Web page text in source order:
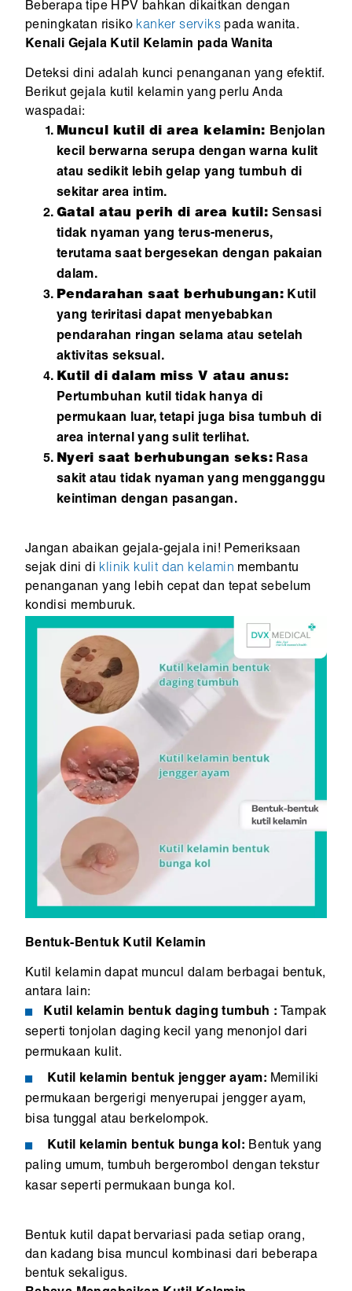
Beberapa tipe HPV bahkan dikaitkan dengan
peningkatan risiko kanker serviks pada wanita.
Kenali Gejala Kutil Kelamin pada Wanita
Deteksi dini adalah kunci penanganan yang efektif.
Berikut gejala kutil kelamin yang perlu Anda
waspadai:
Muncul kutil di area kelamin: Benjolan
kecil berwarna serupa dengan warna kulit
atau sedikit lebih gelap yang tumbuh di
sekitar area intim.
Gatal atau perih di area kutil: Sensasi
tidak nyaman yang terus-menerus,
terutama saat bergesekan dengan pakaian
dalam.
Pendarahan saat berhubungan: Kutil
yang teriritasi dapat menyebabkan
pendarahan ringan selama atau setelah
aktivitas seksual.
Kutil di dalam miss V atau anus:
Pertumbuhan kutil tidak hanya di
permukaan luar, tetapi juga bisa tumbuh di
area internal yang sulit terlihat.
Nyeri saat berhubungan seks: Rasa
sakit atau tidak nyaman yang mengganggu
keintiman dengan pasangan.
Jangan abaikan gejala-gejala ini! Pemeriksaan
sejak dini di klinik kulit dan kelamin membantu
penanganan yang lebih cepat dan tepat sebelum
kondisi memburuk.
Bentuk-Bentuk Kutil Kelamin
Kutil kelamin dapat muncul dalam berbagai bentuk,
antara lain:
Kutil kelamin bentuk daging tumbuh : Tampak
seperti tonjolan daging kecil yang menonjol dari
permukaan kulit.
Kutil kelamin bentuk jengger ayam: Memiliki
permukaan bergerigi menyerupai jengger ayam,
bisa tunggal atau berkelompok.
Kutil kelamin bentuk bunga kol: Bentuk yang
paling umum, tumbuh bergerombol dengan tekstur
kasar seperti permukaan bunga kol.
Bentuk kutil dapat bervariasi pada setiap orang,
dan kadang bisa muncul kombinasi dari beberapa
bentuk sekaligus.